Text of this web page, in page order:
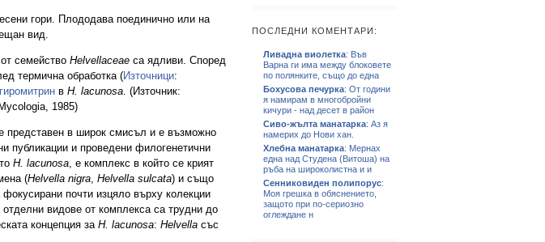
гори. Плододава поединично или на
вид.
семейство Helvellaceae са ядливи. Според
термична обработка (Източници:
гиромитрин в H. lacunosa. (Източник:
1985)
представен в широк смисъл и е възможно
публикации и проведени филогенетични
H. lacunosa, е комплекс в който се крият
(Helvella nigra, Helvella sulcata) и също
почти изцяло върху колекции
видове от комплекса са трудни до
концепция за H. lacunosa: Helvella със
ПОСЛЕДНИ КОМЕНТАРИ:
Ливадна виолетка: Във
Варна ги има между блоковете
по полянките, също до една
Бохусова печурка: От години
я намирам в многобройни
кичури - над десет в район
Сиво-жълта манатарка: Аз я
намерих до Нови хан.
Хлебна манатарка: Мернах
една над Студена (Витоша) на
ръба на широколистна и и
Сенниковиден полипорус:
Моя грешка в обяснението,
защото при по-сериозно
оглеждане н